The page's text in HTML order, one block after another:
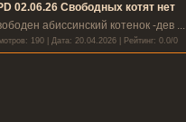
02.06.26 Свободных котят нет
абиссинский котенок -дев ...
190 | Дата: 20.04.2026| Рейтинг: 0.0/0